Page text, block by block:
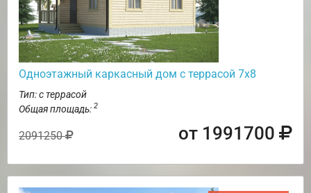
Одноэтажный каркасный дом с террасой 7х8
Тип: с террасой
Общая площадь: 2
2091250 от 1991700